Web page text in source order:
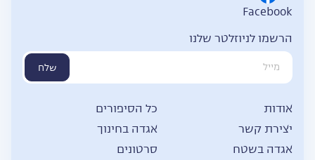
Facebook
הרשמו לניוזלטר שלנו
שלח
אודות
כל הסיפורים
יצירת קשר
אגדה בחינוך
אגדה בשטח
סרטונים